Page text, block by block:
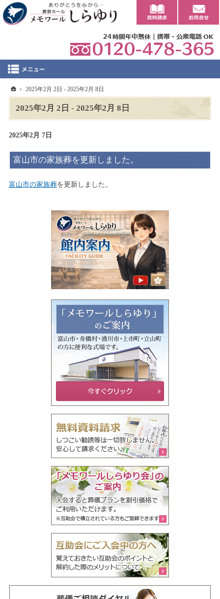
2025年2月 2日 - 2025年2月 8日
2025年2月 7日
富山市の家族葬を更新しました。
富山市の家族葬を更新しました。
ホーム
2025年2月 2日 - 2025年2月 8日